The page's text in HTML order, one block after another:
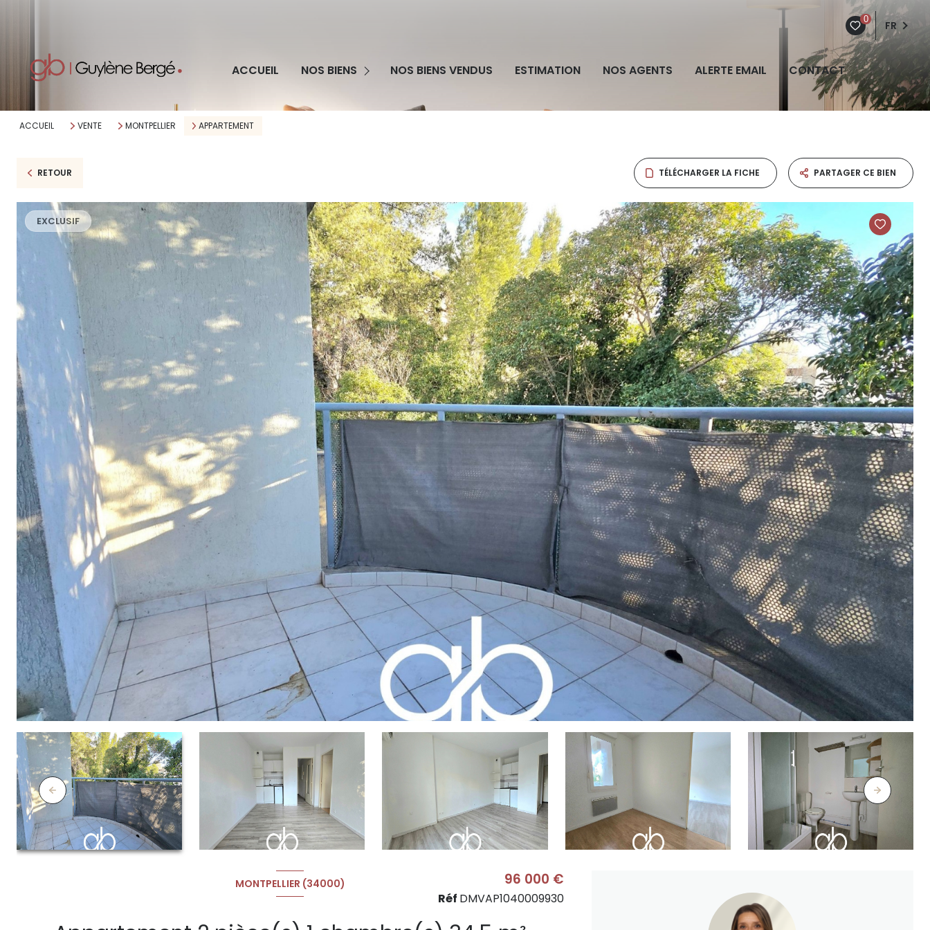
0 FR
ACCUEIL NOS BIENS
Programmes Neufs NOS BIENS VENDUS ESTIMATION NOS AGENTS ALERTE EMAIL CONTACT
ACCUEIL VENTE MONTPELLIER APPARTEMENT
RETOUR TÉLÉCHARGER LA FICHE PARTAGER CE BIEN
EXCLUSIF
MONTPELLIER (34000) 96 000 €
Réf DMVAP1040009930